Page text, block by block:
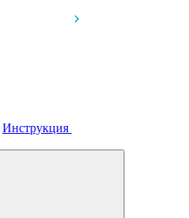
Инструкция